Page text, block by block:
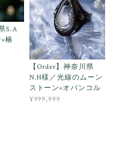
S.A
椿
【Order】神奈川県
N.H様／光線のムーン
ストーン×オバンコル
¥999,999